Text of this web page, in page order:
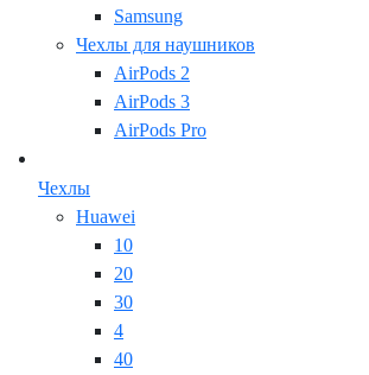
Samsung
Чехлы для наушников
AirPods 2
AirPods 3
AirPods Pro
Чехлы
Huawei
10
20
30
4
40